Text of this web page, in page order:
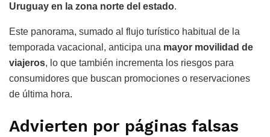
Uruguay en la zona norte del estado.
Este panorama, sumado al flujo turístico habitual de la
temporada vacacional, anticipa una mayor movilidad de
viajeros, lo que también incrementa los riesgos para
consumidores que buscan promociones o reservaciones
de última hora.
Advierten por páginas falsas